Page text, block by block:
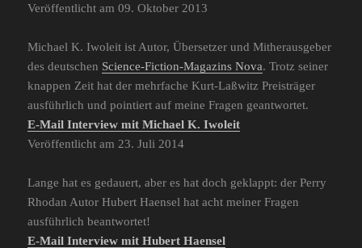
Veröffentlicht am 09. Oktober 2013
Michael K. Iwoleit ist Autor, Übersetzer und Mitherausgeber
des deutschen Science-Fiction-Magazins Nova. Trotz seiner
knappen Zeit hat der mehrfache Kurt-Laßwitz Preisträger
ausführlich und pointiert auf meine Fragen geantwortet.
E-Mail Interview mit Michael K. Iwoleit
Veröffentlicht am 23. Juli 2014
Lange hat es gedauert, aber es hat doch geklappt: der Perry
Rhodan Autor Hubert Haensel hat acht meiner Fragen
ausführlich beantwortet!
E-Mail Interview mit Hubert Haensel